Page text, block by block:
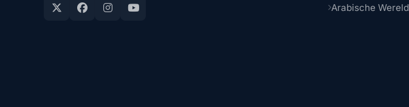
Arabische Wereld